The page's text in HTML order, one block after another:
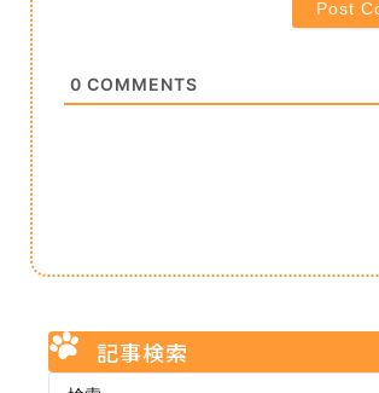
0 COMMENTS
記事検索